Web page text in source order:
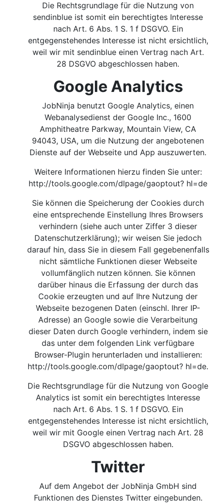
Die Rechtsgrundlage für die Nutzung von
sendinblue ist somit ein berechtigtes Interesse
nach Art. 6 Abs. 1 S. 1 f DSGVO. Ein
entgegenstehendes Interesse ist nicht ersichtlich,
weil wir mit sendinblue einen Vertrag nach Art.
28 DSGVO abgeschlossen haben.
Google Analytics
JobNinja benutzt Google Analytics, einen
Webanalysedienst der Google Inc., 1600
Amphitheatre Parkway, Mountain View, CA
94043, USA, um die Nutzung der angebotenen
Dienste auf der Webseite und App auszuwerten.
Weitere Informationen hierzu finden Sie unter:
http://tools.google.com/dlpage/gaoptout? hl=de
Sie können die Speicherung der Cookies durch
eine entsprechende Einstellung Ihres Browsers
verhindern (siehe auch unter Ziffer 3 dieser
Datenschutzerklärung); wir weisen Sie jedoch
darauf hin, dass Sie in diesem Fall gegebenenfalls
nicht sämtliche Funktionen dieser Webseite
vollumfänglich nutzen können. Sie können
darüber hinaus die Erfassung der durch das
Cookie erzeugten und auf Ihre Nutzung der
Webseite bezogenen Daten (einschl. Ihrer IP-
Adresse) an Google sowie die Verarbeitung
dieser Daten durch Google verhindern, indem sie
das unter dem folgenden Link verfügbare
Browser-Plugin herunterladen und installieren:
http://tools.google.com/dlpage/gaoptout? hl=de.
Die Rechtsgrundlage für die Nutzung von Google
Analytics ist somit ein berechtigtes Interesse
nach Art. 6 Abs. 1 S. 1 f DSGVO. Ein
entgegenstehendes Interesse ist nicht ersichtlich,
weil wir mit Google einen Vertrag nach Art. 28
DSGVO abgeschlossen haben.
Twitter
Auf dem Angebot der JobNinja GmbH sind
Funktionen des Dienstes Twitter eingebunden.